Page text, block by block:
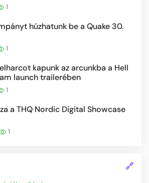
1
húzhatunk be a Quake 30.
1
kapunk az arcunkba a Hell
launch trailerében
1
a THQ Nordic Digital Showcase
1
🔗